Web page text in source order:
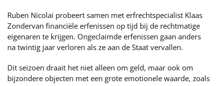
Ruben Nicolai probeert samen met erfrechtspecialist Klaas
Zondervan financiële erfenissen op tijd bij de rechtmatige
eigenaren te krijgen. Ongeclaimde erfenissen gaan anders
na twintig jaar verloren als ze aan de Staat vervallen.
Dit seizoen draait het niet alleen om geld, maar ook om
bijzondere objecten met een grote emotionele waarde, zoals